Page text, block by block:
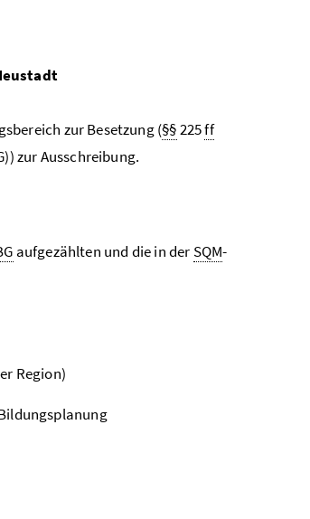
zur Besetzung (§§225ff
zur Ausschreibung.
aufgezählten und die in der SQM-
Region)